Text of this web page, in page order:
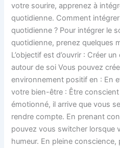
votre sourire, apprenez à
quotidienne. Comment
quotidienne ? Pour intégrer le
quotidienne, prenez quelques
L’objectif est d’ouvrir : Créer
autour de soi Vous pouvez
environnement positif en : En
votre bien-être : Être
émotionné, il arrive que vous
rendre compte. En prenant
pouvez vous switcher lorsque
humeur. En pleine conscience,